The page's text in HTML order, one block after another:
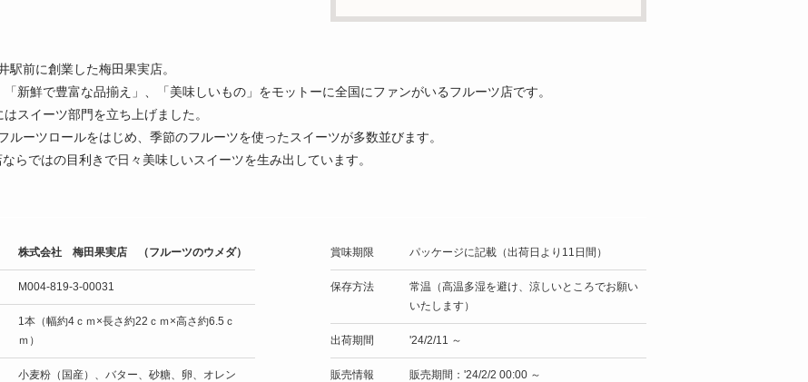
駅前に創業した梅田果実店。
新鮮で豊富な品揃え」、「美味しいもの」をモットーに全国にファンがいるフルーツ店です。
スイーツ部門を立ち上げました。
ルーツロールをはじめ、季節のフルーツを使ったスイーツが多数並びます。
らではの目利きで日々美味しいスイーツを生み出しています。
株式会社 梅田果実店 （フルーツのウメダ）
M004-819-3-00031
1本（幅約4ｃｍ×長さ約22ｃｍ×高さ約6.5ｃ
ｍ）
小麦粉（国産）、バター、砂糖、卵、オレン
賞味期限 パッケージに記載（出荷日より11日間）
保存方法
常温（高温多湿を避け、涼しいところでお願い
いたします）
出荷期間 '24/2/11 ～
販売情報 販売期間：'24/2/2 00:00 ～